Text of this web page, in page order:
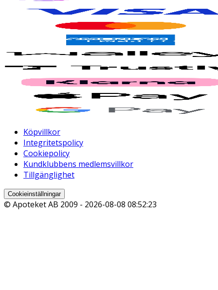
Köpvillkor
Integritetspolicy
Cookiepolicy
Kundklubbens medlemsvillkor
Tillgänglighet
Cookieinställningar
© Apoteket AB 2009 - 2026-08-08 08:52:23